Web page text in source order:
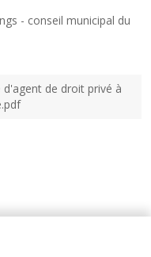
- conseil municipal du
d'agent de droit privé à